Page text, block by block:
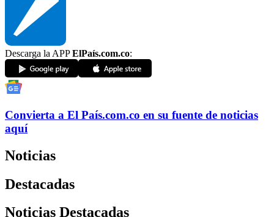
Descarga la APPElPaís.com.co:
Convierta a El País.com.co en su fuente de noticias
aquí
Noticias
Destacadas
Noticias Destacadas